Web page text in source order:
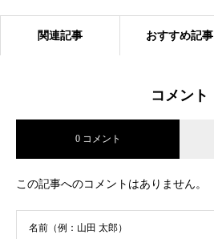
みゃこ、薬剤師ランナーなっちゃん
関連記事 おすすめ記事
コメント
0 コメント
この記事へのコメントはありません。
名前（例：山田 太郎）